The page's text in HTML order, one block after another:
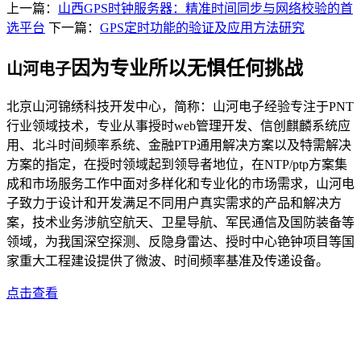
上一篇： 山西GPS时钟服务器：精准时间同步与网络校验的首
选平台 下一篇： GPS定时功能的验证及应用方法研究
山河电子因为专业所以无惧任何挑战
北京山河锦绣科技开发中心，简称：山河电子经验专注于PNT
行业领域技术，专业从事授时web管理开发、信创麒麟系统应
用、北斗时间频率系统、金融PTP通用解决方案以及特需解决
方案的指定，在授时领域起到领导者地位，在NTP/ptp方案集
成和市场服务工作中面对多样化和专业化的市场需求，山河电
子致力于设计和开发满足不同用户真实需求的产品和解决方
案，技术业务涉航空航天、卫星导航、军民通信及国防装备等
领域，为我国深空探测、反隐身雷达、授时中心铯钟项目等国
家重大工程建设提供了微波、时间频率基准及传递设备。
点击查看